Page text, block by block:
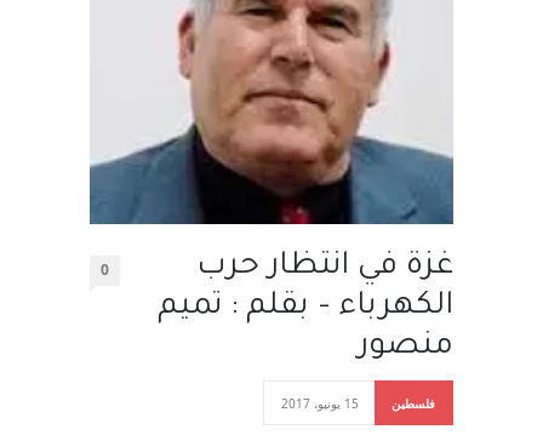
غزة في انتظار حرب
الكهرباء – بقلم : تميم
منصور
0
فلسطين 15 يونيو، 2017